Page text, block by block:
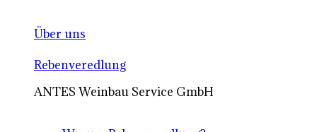
Über uns
Rebenveredlung
ANTES Weinbau Service GmbH